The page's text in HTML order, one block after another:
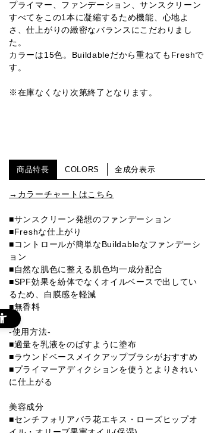
プライマー、ファンデーション、サンスクリーン
すべてをこの1本に凝縮するため機能、心地よ
さ、仕上がりの緻密なバランスにこだわりまし
た。
カラーは15色。Buildableだから重ねてもFreshで
す。
※在庫なくなり次第終了となります。
商品特長 COLORS 全成分表示
→カラーチャートはこちら
■サンスクリーン発想のファンデーション
■Freshな仕上がり
■コントロールが簡単なBuildableなファンデーシ
ョン
■自然な肌色に整える肌色均一成分配合
■SPF効果を紛体でなくオイルベースで出してい
るため、白膜感を軽減
■無香料
-使用方法-
■適量を乳液をのばすように塗布
■ラウンドベースメイクアップブラシがおすすめ
■プライマーアディクションを使うとよりきれい
に仕上がる
美容成分
■センチフォリアバラ花エキス・ローズヒップオ